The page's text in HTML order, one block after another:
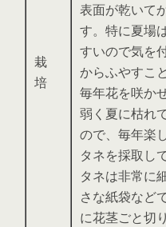
栽
培
表面が乾いて
す。特に夏場
すいので気を
からふやすこ
毎年花を咲か
弱く夏に枯れ
ので、毎年楽
タネを採取し
タネは非常に
さな紙袋など
に花茎ごと切